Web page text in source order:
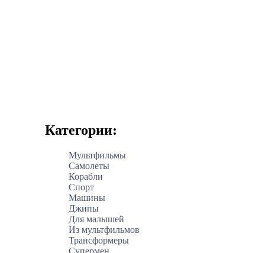
Категории:
Мультфильмы
Самолеты
Корабли
Спорт
Машины
Джипы
Для малышей
Из мультфильмов
Трансформеры